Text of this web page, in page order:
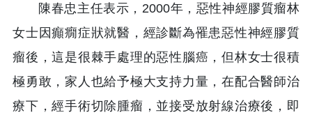
陳春忠主任表示，2000年，惡性神經膠質瘤林
女士因癲癇症狀就醫，經診斷為罹患惡性神經膠質
瘤後，這是很棘手處理的惡性腦癌，但林女士很積
極勇敢，家人也給予極大支持力量，在配合醫師治
療下，經手術切除腫瘤，並接受放射線治療後，即